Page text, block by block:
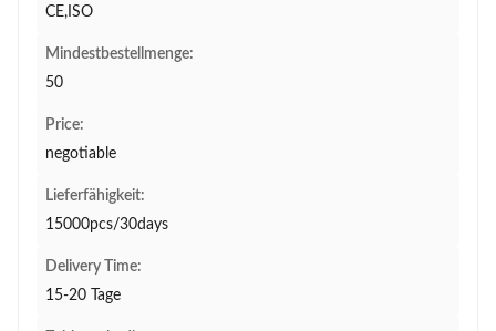
CE,ISO
Mindestbestellmenge:
50
Price:
negotiable
Lieferfähigkeit:
15000pcs/30days
Delivery Time:
15-20 Tage